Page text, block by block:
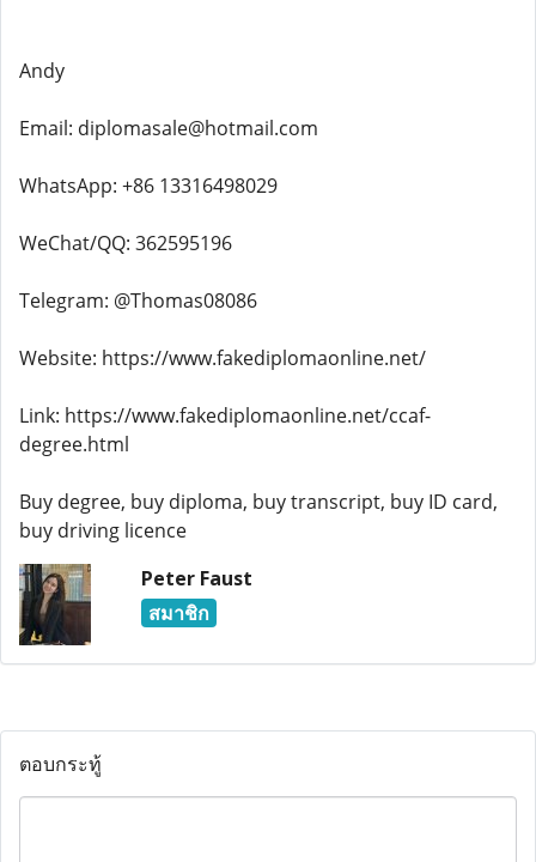
Andy
Email: diplomasale@hotmail.com
WhatsApp: +86 13316498029
WeChat/QQ: 362595196
Telegram: @Thomas08086
Website: https://www.fakediplomaonline.net/
Link: https://www.fakediplomaonline.net/ccaf-
degree.html
Buy degree, buy diploma, buy transcript, buy ID card,
buy driving licence
Peter Faust
สมาชิก
ตอบกระทู้